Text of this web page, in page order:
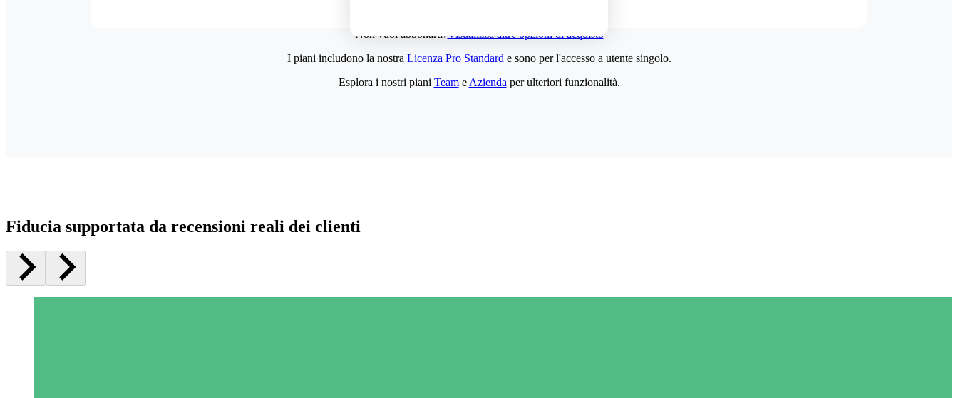
Non vuoi abbonarti?Visualizza altre opzioni di acquisto
I piani includono la nostra Licenza Pro Standard e sono per l'accesso a utente singolo.
Esplora i nostri piani Teame Azienda per ulteriori funzionalità.
Fiducia supportata da recensioni reali dei clienti